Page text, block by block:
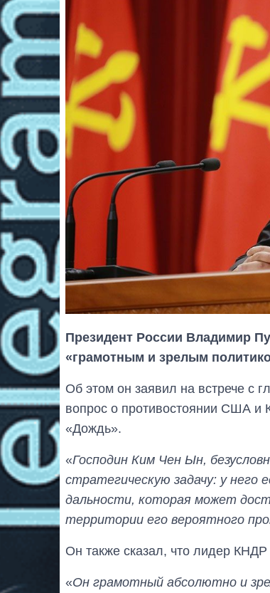
Президент России Владимир
«грамотным и зрелым
Об этом он заявил на встрече с
вопрос о противостоянии США и
«Дождь».
«Господин Ким Чен Ын,
стратегическую задачу: у него
дальности, которая может
территории его вероятного
Он также сказал, что лидер КНДР
«Он грамотный абсолютно и